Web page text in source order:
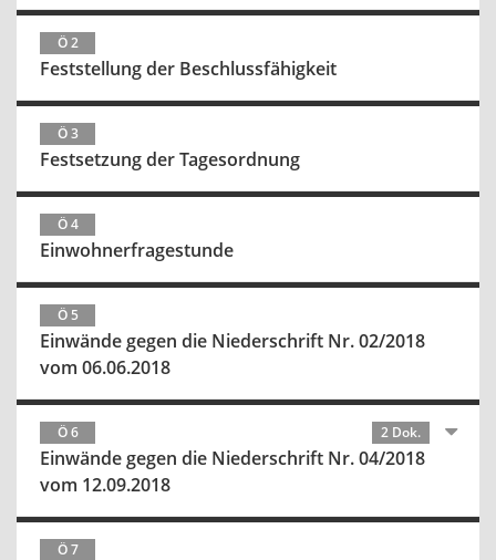
Ö 2
Feststellung der Beschlussfähigkeit
Ö 3
Festsetzung der Tagesordnung
Ö 4
Einwohnerfragestunde
Ö 5
Einwände gegen die Niederschrift Nr. 02/2018
vom 06.06.2018
Ö 6 2 Dok.
Einwände gegen die Niederschrift Nr. 04/2018
vom 12.09.2018
Ö 7